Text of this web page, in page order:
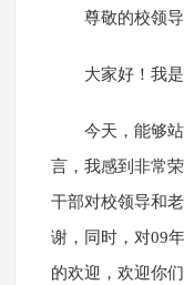
尊敬的校领
大家好！我
今天，能够
言，我感到非常
干部对校领导和
谢，同时，对09
的欢迎，欢迎你